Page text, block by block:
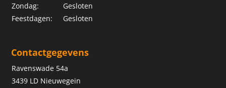
Zondag:
Gesloten
Feestdagen:
Gesloten
Contactgegevens
Ravenswade 54a
3439 LD Nieuwegein